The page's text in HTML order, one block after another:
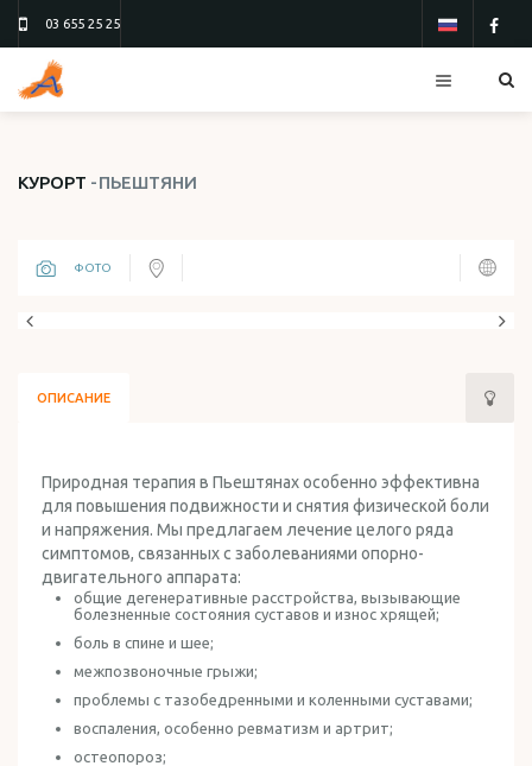
03 655 25 25
ТУРЫ
ПОЛЕТЫ
ОТЗЫВЫ
ОТДЫХ В ИЗРАИЛЕ
КУРОРТ ПЬЕШТЯНИ
ФОТО
ОПИСАНИЕ
Природная терапия в Пьештянах особенно эффективна
для повышения подвижности и снятия физической боли
и напряжения. Мы предлагаем лечение целого ряда
симптомов, связанных с заболеваниями опорно-
двигательного аппарата:
общие дегенеративные расстройства, вызывающие
болезненные состояния суставов и износ хрящей;
боль в спине и шее;
межпозвоночные грыжи;
проблемы с тазобедренными и коленными суставами;
воспаления, особенно ревматизм и артрит;
остеопороз;